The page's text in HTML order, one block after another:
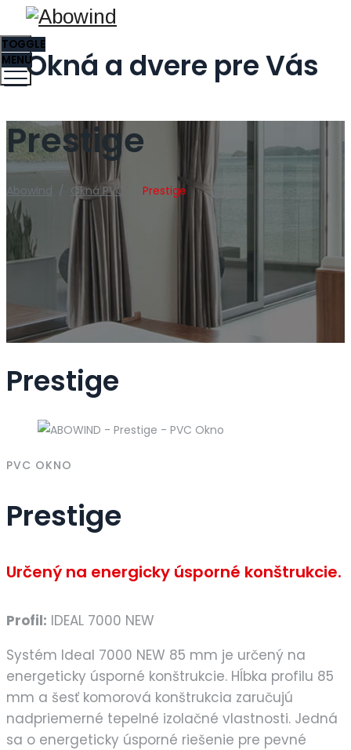
Okná a dvere pre Vás
TOGGLE
MENU
Prestige
Abowind / Okná PVC Prestige
Prestige
PVC OKNO
Prestige
Určený na energicky úsporné konštrukcie.
Profil: IDEAL 7000 NEW
Systém Ideal 7000 NEW 85 mm je určený na
energeticky úsporné konštrukcie. Hĺbka profilu 85
mm a šesť komorová konštrukcia zaručujú
nadpriemerné tepelné izolačné vlastnosti. Jedná
sa o energeticky úsporné riešenie pre pevné